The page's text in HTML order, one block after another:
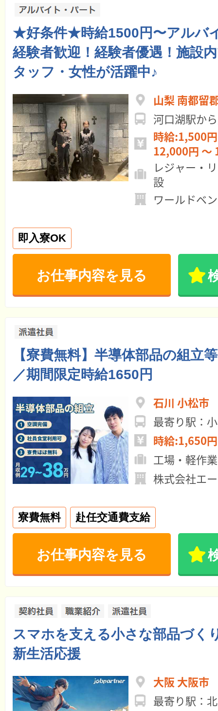
★好条件★時給1500円〜アルバ
経験者歓迎！経験者優遇！施設
タッフ・女性が活躍中♪
山梨 南都留
河口湖駅か
時給:1,500
12,000円 ～
レジャー・
設
ワールドベ
即入寮OK
お仕事内容を見る
【寮費無料】半導体部品の組立
／期間限定時給1650円
石川 小松市
最寄り駅：
時給:1,650
工場・軽作業
株式会社エ
寮費無料 赴任交通費支給
お仕事内容を見る
スマホを支える小さな部品づく
新生活応援
大阪 大阪市
最寄り駅：